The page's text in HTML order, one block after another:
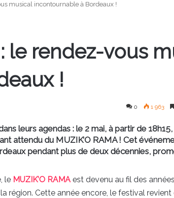
musical incontournable à Bordeaux !
: le rendez-vous
!
0 1 963
leurs agendas : le 2 mai, à partir de
attendu du MUZIK’O RAMA ! Cet
pendant plus de deux décennies,
le MUZIK’O RAMA est devenu au fil des
région. Cette année encore, le festival